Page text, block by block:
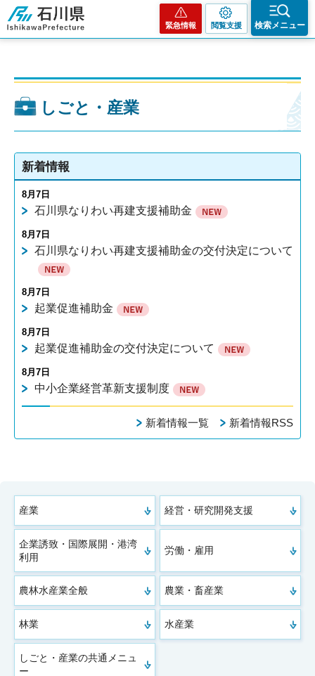
石川県
緊急情報 閲覧支援 検索メニュー
しごと・産業
新着情報
8月7日
石川県なりわい再建支援補助金
8月7日
石川県なりわい再建支援補助金の交付決定について
8月7日
起業促進補助金
8月7日
起業促進補助金の交付決定について
8月7日
中小企業経営革新支援制度
新着情報一覧 新着情報RSS
産業 経営・研究開発支援
企業誘致・国際展開・港湾
利用
労働・雇用
農林水産業全般 農業・畜産業
林業 水産業
しごと・産業の共通メニュ
ー